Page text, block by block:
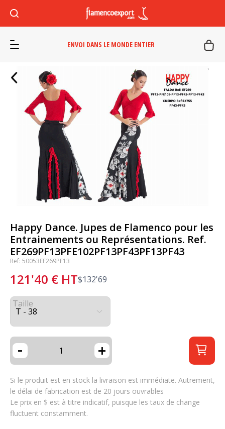
ENVOI DANS LE MONDE ENTIER
Happy Dance. Jupes de Flamenco pour les
Entrainements ou Représentations. Ref.
EF269PF13PFE102PF13PF43PF13PF43
Ref: 50053EF269PF13
121'40 € HT$132'69
Taille
- +
Si le produit est en stock la livraison est immédiate. Autrement,
le délai de fabrication est de 20 jours ouvrables
Le prix en $ est à titre indicatif, puisque les taux de change
fluctuent constamment.